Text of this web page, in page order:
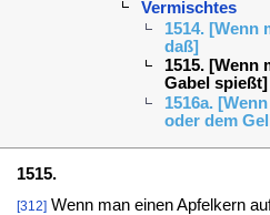
Vermischtes
1514. [Wenn
daß]
1515. [Wenn
Gabel spießt]
1516a.
oder dem
1515.
[312]Wenn man einen Apfelkern